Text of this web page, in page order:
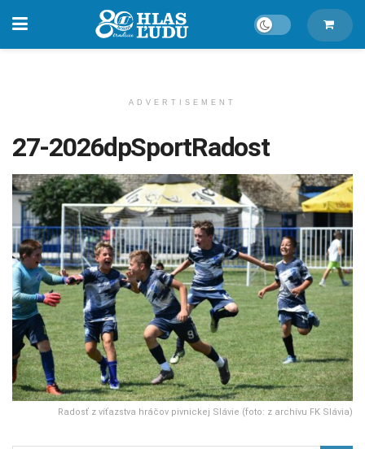
ADVERTISEMENT
27-2026dpSportRadost
Radosť z víťazstva hráčov pivnickej Slávie (foto: z archívu FK Slávia)